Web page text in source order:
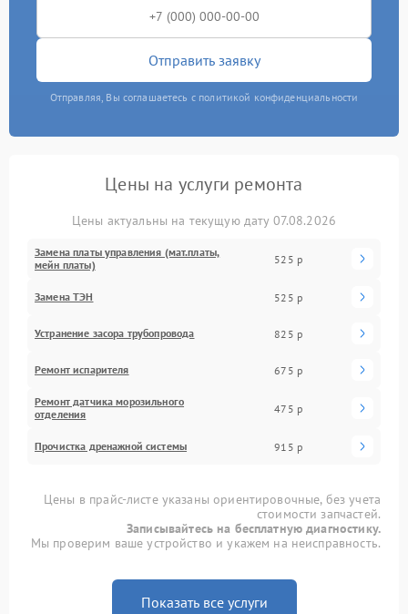
Отправить заявку
Отправляя, Вы соглашаетесь с политикой конфиденциальности
Цены на услуги ремонта
Цены актуальны на текущую дату 07.08.2026
Замена платы управления (мат.платы,
мейн платы)
525 р
Замена ТЭН 525 р
Устранение засора трубопровода 825 р
Ремонт испарителя 675 р
Ремонт датчика морозильного
отделения
475 р
Прочистка дренажной системы 915 р
Цены в прайс-листе указаны ориентировочные, без учета
стоимости запчастей.
Записывайтесь на бесплатную диагностику.
Мы проверим ваше устройство и укажем на неисправность.
Показать все услуги